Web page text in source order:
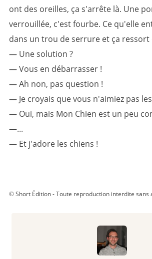
ont des oreilles, ça s'arrête là. Une
verrouillée, c'est fourbe. Ce qu'elle
dans un trou de serrure et ça
— Une solution ?
— Vous en débarrasser !
— Ah non, pas question !
— Je croyais que vous n'aimiez pas
— Oui, mais Mon Chien est un peu
—...
— Et j'adore les chiens !
© Short Édition - Toute reproduction interdite sans